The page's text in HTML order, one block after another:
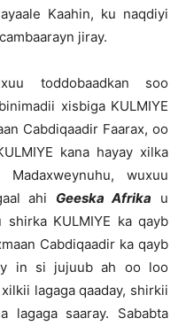
Kaahin, ku naqdiyi
jiray.
toddobaadkan soo
xisbiga KULMIYE
Cabdiqaadir Faarax, oo
kana hayay xilka
wuxuu
ahi Geeska Afrika u
KULMIYE ka qayb
Cabdiqaadir ka qayb
in si jujuub ah oo loo
lagaga qaaday, shirkii
lagaga saaray. Sababta